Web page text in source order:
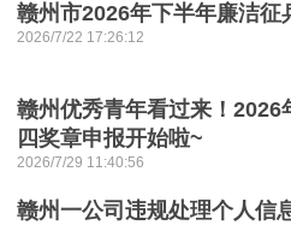
赣州市2026年下半年廉洁征
2026/7/22 17:26:12
赣州优秀青年看过来！2026
四奖章申报开始啦~
2026/7/29 11:40:56
赣州一公司违规处理个人信